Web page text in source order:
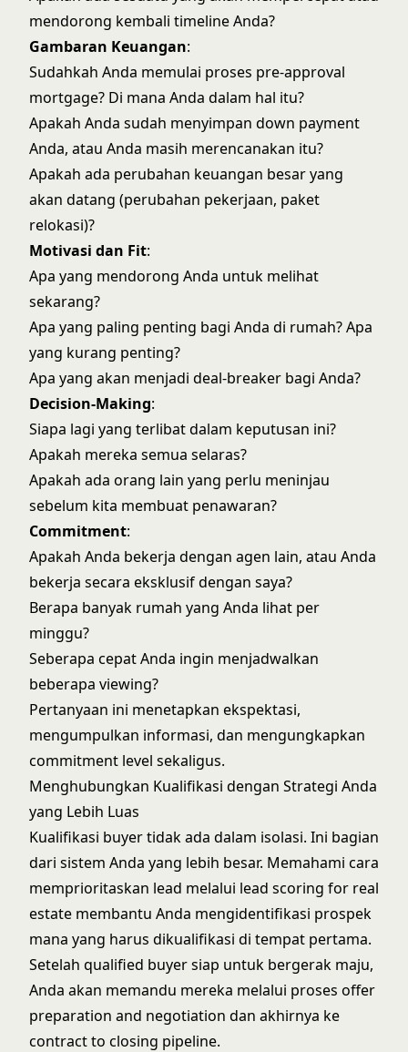
mendorong kembali timeline Anda?
Gambaran Keuangan:
Sudahkah Anda memulai proses pre-approval
mortgage? Di mana Anda dalam hal itu?
Apakah Anda sudah menyimpan down payment
Anda, atau Anda masih merencanakan itu?
Apakah ada perubahan keuangan besar yang
akan datang (perubahan pekerjaan, paket
relokasi)?
Motivasi dan Fit:
Apa yang mendorong Anda untuk melihat
sekarang?
Apa yang paling penting bagi Anda di rumah? Apa
yang kurang penting?
Apa yang akan menjadi deal-breaker bagi Anda?
Decision-Making:
Siapa lagi yang terlibat dalam keputusan ini?
Apakah mereka semua selaras?
Apakah ada orang lain yang perlu meninjau
sebelum kita membuat penawaran?
Commitment:
Apakah Anda bekerja dengan agen lain, atau Anda
bekerja secara eksklusif dengan saya?
Berapa banyak rumah yang Anda lihat per
minggu?
Seberapa cepat Anda ingin menjadwalkan
beberapa viewing?
Pertanyaan ini menetapkan ekspektasi,
mengumpulkan informasi, dan mengungkapkan
commitment level sekaligus.
Menghubungkan Kualifikasi dengan Strategi Anda
yang Lebih Luas
Kualifikasi buyer tidak ada dalam isolasi. Ini bagian
dari sistem Anda yang lebih besar. Memahami cara
memprioritaskan lead melalui lead scoring for real
estate membantu Anda mengidentifikasi prospek
mana yang harus dikualifikasi di tempat pertama.
Setelah qualified buyer siap untuk bergerak maju,
Anda akan memandu mereka melalui proses offer
preparation and negotiation dan akhirnya ke
contract to closing pipeline.